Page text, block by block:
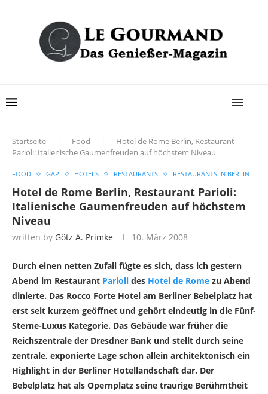
Startseite | Food |
Hotel de Rome Berlin, Restaurant
Parioli: Italienische Gaumenfreuden auf höchstem Niveau
FOOD GAP HOTELS RESTAURANTS RESTAURANTS IN BERLIN
Hotel de Rome Berlin, Restaurant Parioli:
Italienische Gaumenfreuden auf höchstem
Niveau
written by Götz A. Primke 10. März 2008
Durch einen netten Zufall fügte es sich, dass ich gestern
Abend im Restaurant Parioli des Hotel de Rome zu Abend
dinierte. Das Rocco Forte Hotel am Berliner Bebelplatz hat
erst seit kurzem geöffnet und gehört eindeutig in die Fünf-
Sterne-Luxus Kategorie. Das Gebäude war früher die
Reichszentrale der Dresdner Bank und stellt durch seine
zentrale, exponierte Lage schon allein architektonisch ein
Highlight in der Berliner Hotellandschaft dar. Der
Bebelplatz hat als Opernplatz seine traurige Berühmtheit